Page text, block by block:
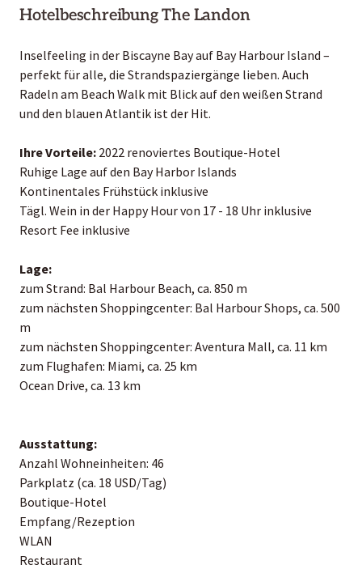
Hotelbeschreibung The Landon
Inselfeeling in der Biscayne Bay auf Bay Harbour Island –
perfekt für alle, die Strandspaziergänge lieben. Auch
Radeln am Beach Walk mit Blick auf den weißen Strand
und den blauen Atlantik ist der Hit.
Ihre Vorteile: 2022 renoviertes Boutique-Hotel
Ruhige Lage auf den Bay Harbor Islands
Kontinentales Frühstück inklusive
Tägl. Wein in der Happy Hour von 17 - 18 Uhr inklusive
Resort Fee inklusive
Lage:
zum Strand: Bal Harbour Beach, ca. 850 m
zum nächsten Shoppingcenter: Bal Harbour Shops, ca. 500
m
zum nächsten Shoppingcenter: Aventura Mall, ca. 11 km
zum Flughafen: Miami, ca. 25 km
Ocean Drive, ca. 13 km
Ausstattung:
Anzahl Wohneinheiten: 46
Parkplatz (ca. 18 USD/Tag)
Boutique-Hotel
Empfang/Rezeption
WLAN
Restaurant